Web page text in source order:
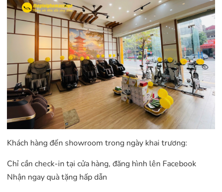
Khách hàng đến showroom trong ngày khai trương:
Chỉ cần check-in tại cửa hàng, đăng hình lên Facebook
Nhận ngay quà tặng hấp dẫn